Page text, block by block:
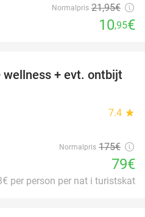
Normalpris 21,95€
10,95€
55%
wellness + evt. ontbijt
7.4 star
Normalpris 175€
79€
per person per nat i turistskat